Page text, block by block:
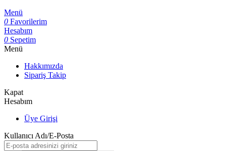
Menü
0 Favorilerim
Hesabım
0 Sepetim
Menü
Hakkımızda
Sipariş Takip
Kapat
Hesabım
Üye Girişi
Kullanıcı Adı/E-Posta